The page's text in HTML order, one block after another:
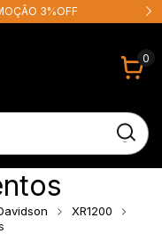
3%OFF
0
XR1200